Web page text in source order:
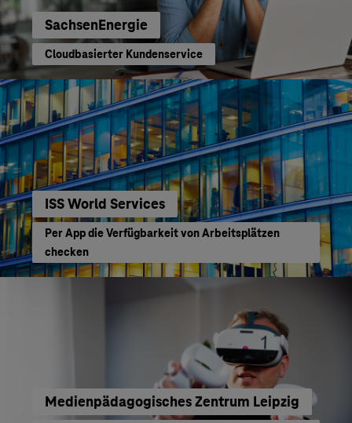
SachsenEnergie
Cloudbasierter Kundenservice
ISS World Services
Per App die Verfügbarkeit von Arbeitsplätzen
checken
Medienpädagogisches Zentrum Leipzig